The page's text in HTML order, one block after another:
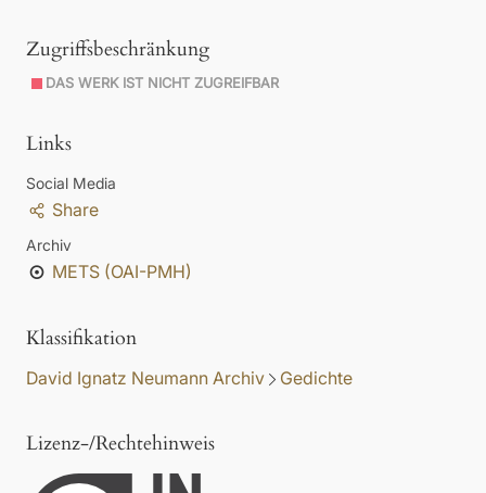
Zugriffsbeschränkung
DAS WERK IST NICHT ZUGREIFBAR
Links
Social Media
Share
Archiv
METS (OAI-PMH)
Klassifikation
David Ignatz Neumann Archiv Gedichte
Lizenz-/Rechtehinweis